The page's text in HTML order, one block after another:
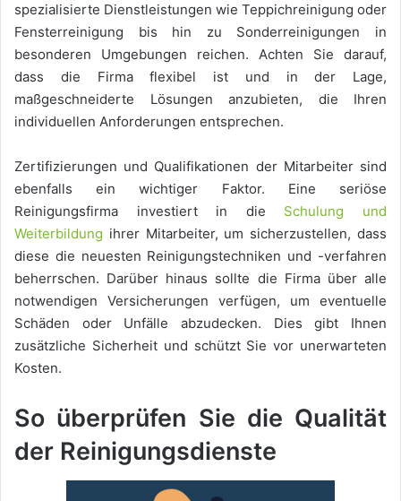
spezialisierte Dienstleistungen wie Teppichreinigung oder
Fensterreinigung bis hin zu Sonderreinigungen in
besonderen Umgebungen reichen. Achten Sie darauf,
dass die Firma flexibel ist und in der Lage,
maßgeschneiderte Lösungen anzubieten, die Ihren
individuellen Anforderungen entsprechen.
Zertifizierungen und Qualifikationen der Mitarbeiter sind
ebenfalls ein wichtiger Faktor. Eine seriöse
Reinigungsfirma investiert in die Schulung und
Weiterbildung ihrer Mitarbeiter, um sicherzustellen, dass
diese die neuesten Reinigungstechniken und -verfahren
beherrschen. Darüber hinaus sollte die Firma über alle
notwendigen Versicherungen verfügen, um eventuelle
Schäden oder Unfälle abzudecken. Dies gibt Ihnen
zusätzliche Sicherheit und schützt Sie vor unerwarteten
Kosten.
So überprüfen Sie die Qualität
der Reinigungsdienste